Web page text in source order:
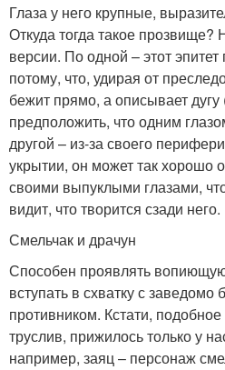
Глаза у него крупные,
Откуда тогда такое прозвище?
версии. По одной – этот эпитет
потому, что, удирая от
бежит прямо, а описывает
предположить, что одним
другой – из-за своего
укрытии, он может так хорошо
своими выпуклыми глазами,
видит, что творится сзади него.
Смельчак и драчун
Способен проявлять
вступать в схватку с
противником. Кстати,
труслив, прижилось только у
например, заяц – персонаж